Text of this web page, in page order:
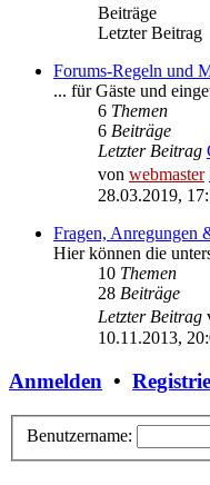
Beiträge
Letzter Beitrag
Forums-Regeln und
... für Gäste und
6 Themen
6 Beiträge
Letzter Beitrag
von webmaster
28.03.2019,
Fragen, Anregungen
Hier können die
10 Themen
28 Beiträge
Letzter Beitrag
10.11.2013,
Anmelden •
Benutzername: